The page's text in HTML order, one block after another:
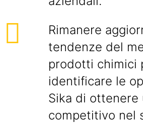
Rimanere
tendenze del
prodotti chimici
identificare le
Sika di ottenere
competitivo nel